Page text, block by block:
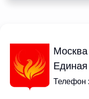
Москва
Телефон :